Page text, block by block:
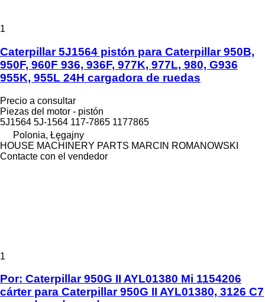
1
Caterpillar 5J1564 pistón para Caterpillar 950B,
950F, 960F 936, 936F, 977K, 977L, 980, G936
955K, 955L 24H cargadora de ruedas
Precio a consultar
Piezas del motor - pistón
5J1564 5J-1564 117-7865 1177865
Polonia, Łęgajny
HOUSE MACHINERY PARTS MARCIN ROMANOWSKI
Contacte con el vendedor
1
Por: Caterpillar 950G II AYL01380 Mi 1154206
cárter para Caterpillar 950G II AYL01380, 3126 C7